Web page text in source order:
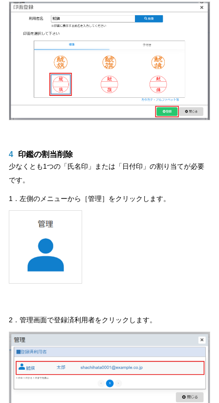
4 印鑑の割当削除
少なくとも1つの「氏名印」または「日付印」の割り当てが必要
です。
1．左側のメニューから［管理］をクリックします。
2．管理画面で登録済利用者をクリックします。